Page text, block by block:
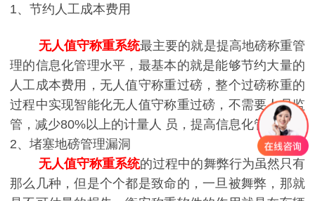
1、节约人工成本费用
无人值守称重系统最主要的就是提高地磅称重管
理的信息化管理水平，最基本的就是能够节约大量的
人工成本费用，无人值守称重过磅，整个过磅称重的
过程中实现智能化无人值守称重过磅，不需要人员监
管，减少80%以上的计量人 员，提高信息化管理水平
2、堵塞地磅管理漏洞
无人值守称重系统的过程中的舞弊行为虽然只有
那么几种，但是个个都是致命的，一旦被舞弊，那就